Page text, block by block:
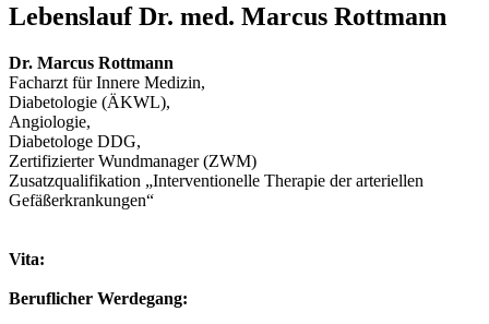
Lebenslauf Dr. med. Marcus Rottmann
Dr. Marcus Rottmann
Facharzt für Innere Medizin,
Diabetologie (ÄKWL),
Angiologie,
Diabetologe DDG,
Zertifizierter Wundmanager (ZWM)
Zusatzqualifikation „Interventionelle Therapie der arteriellen
Gefäßerkrankungen“
Vita:
Beruflicher Werdegang: